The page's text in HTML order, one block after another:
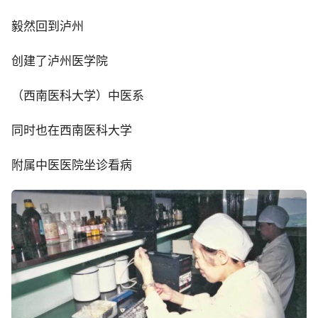
毅然回到泸州
创建了泸州医学院
（西南医科大学）中医系
同时也在西南医科大学
附属中医医院坐诊看病